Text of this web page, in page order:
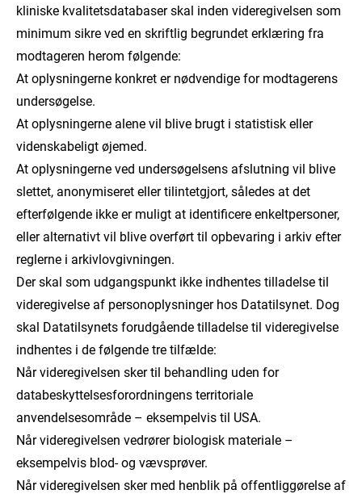
kliniske kvalitetsdatabaser skal inden videregivelsen som
minimum sikre ved en skriftlig begrundet erklæring fra
modtageren herom følgende:
At oplysningerne konkret er nødvendige for modtagerens
undersøgelse.
At oplysningerne alene vil blive brugt i statistisk eller
videnskabeligt øjemed.
At oplysningerne ved undersøgelsens afslutning vil blive
slettet, anonymiseret eller tilintetgjort, således at det
efterfølgende ikke er muligt at identificere enkeltpersoner,
eller alternativt vil blive overført til opbevaring i arkiv efter
reglerne i arkivlovgivningen.
Der skal som udgangspunkt ikke indhentes tilladelse til
videregivelse af personoplysninger hos Datatilsynet. Dog
skal Datatilsynets forudgående tilladelse til videregivelse
indhentes i de følgende tre tilfælde:
Når videregivelsen sker til behandling uden for
databeskyttelsesforordningens territoriale
anvendelsesområde – eksempelvis til USA.
Når videregivelsen vedrører biologisk materiale –
eksempelvis blod- og vævsprøver.
Når videregivelsen sker med henblik på offentliggørelse af